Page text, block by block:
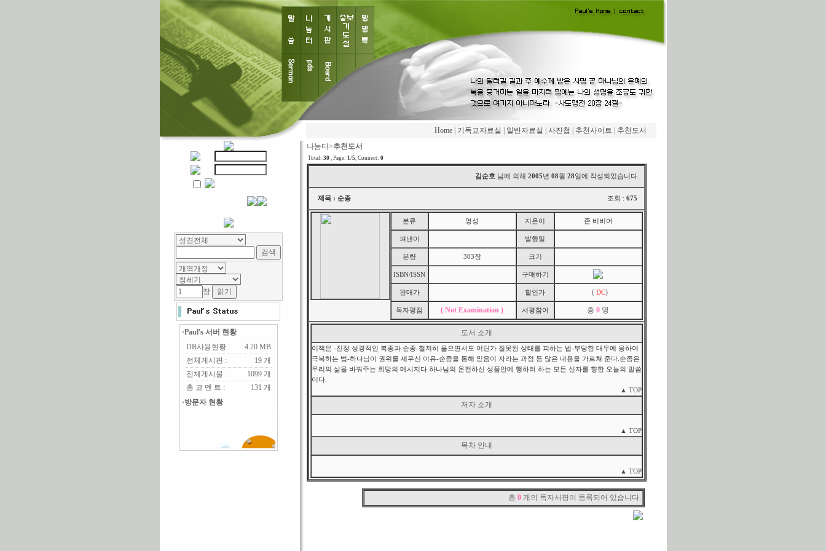
Home| 기독교자료실 일반자료실 사진첩 추천사이트 추천도서
장
·Paul's 서버 현황
DB사용현황 :
4.20 MB
전체게시판 :
19 개
전체게시물 :
1099 개
총 코 멘 트 :
131 개
·방문자 현황
나눔터>추천도서
Total: 30, Page: 1/5, Connect: 0
김순호 님에 의해 2005년 08월 28일에 작성되었습니다.
제목 : 순종 조회 : 675
분류 영성 지은이 존 비비어
펴낸이 발행일
분량 303장 크기
ISBN/ISSN 구매하기
판매가 할인가 ( DC)
독자평점 ( Not Examination ) 서평참여 총 0 명
도서 소개
이책은 -진정 성경적인 복종과 순종-철저히 옳으면서도 어딘가 질못된 상태를 피하는 법-부당한 대우에 응하여
극복하는 법-하나님이 권위를 세우신 이유-순종을 통해 믿음이 자라는 과정 등 많은 내용을 가르쳐 준다.순종은
우리의 삶을 바꿔주는 희망의 메시지다.하나님의 온전하신 성품안에 행하려 하는 모든 신자를 향한 오늘의 말씀
이다.
▲ TOP
저자 소개
▲ TOP
목차 안내
▲ TOP
총 0개의 독자서평이 등록되어 있습니다.